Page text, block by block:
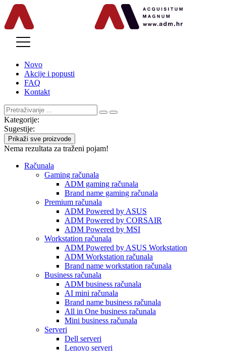
Novo
Akcije i popusti
FAQ
Kontakt
Kategorije:
Sugestije:
Prikaži sve proizvode
Nema rezultata za traženi pojam!
Računala
Gaming računala
ADM gaming računala
Brand name gaming računala
Premium računala
ADM Powered by ASUS
ADM Powered by CORSAIR
ADM Powered by MSI
Workstation računala
ADM Powered by ASUS Workstation
ADM Workstation računala
Brand name workstation računala
Business računala
ADM business računala
AI mini računala
Brand name business računala
All in One business računala
Mini business računala
Serveri
Dell serveri
Lenovo serveri